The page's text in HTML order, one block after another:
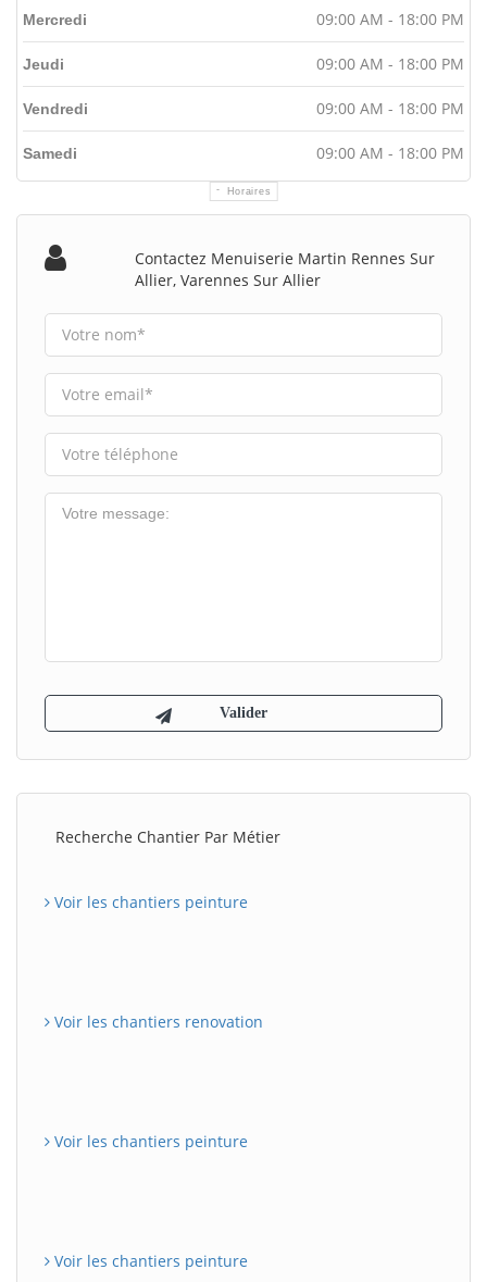
Horaires
Mercredi 09:00 AM - 18:00 PM
Jeudi 09:00 AM - 18:00 PM
Vendredi 09:00 AM - 18:00 PM
Samedi 09:00 AM - 18:00 PM
Contactez Menuiserie Martin Rennes Sur
Allier, Varennes Sur Allier
Recherche Chantier Par Métier
Voir les chantiers peinture
Voir les chantiers renovation
Voir les chantiers peinture
Voir les chantiers peinture